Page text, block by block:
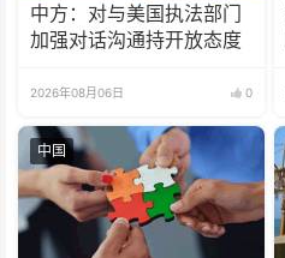
中方：对与美国执法部门
加强对话沟通持开放态度
2026年08月06日 0
中国